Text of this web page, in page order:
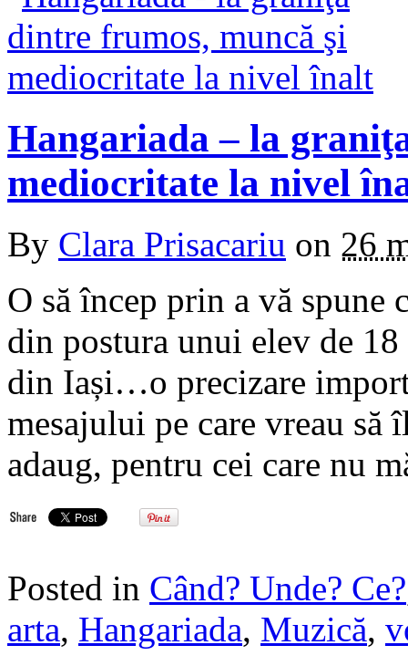
Hangariada – la
mediocritate la nivel
By Clara Prisacariu on 26
O să încep prin a vă spune
din postura unui elev de
din Iași…o precizare
mesajului pe care vreau să
adaug, pentru cei care nu
Posted in Când? Unde? Ce?
arta, Hangariada, Muzică,